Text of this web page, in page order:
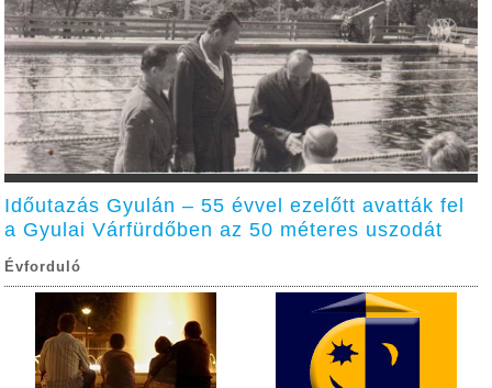
Időutazás Gyulán – 55 évvel ezelőtt avatták fel
a Gyulai Várfürdőben az 50 méteres uszodát
Évforduló